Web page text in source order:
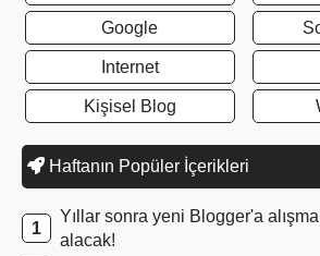
Google
Internet
Kişisel Blog
Haftanın Popüler İçerikleri
Yıllar sonra yeni Blogger'a
alacak!